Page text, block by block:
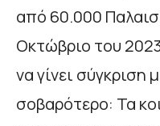
από 60.000
Οκτώβριο του
να γίνει σύγκριση
σοβαρότερο: Τα